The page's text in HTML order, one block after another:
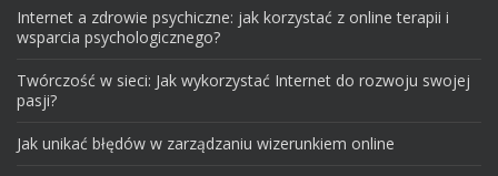
Internet a zdrowie psychiczne: jak korzystać z online terapii i
wsparcia psychologicznego?
Twórczość w sieci: Jak wykorzystać Internet do rozwoju swojej
pasji?
Jak unikać błędów w zarządzaniu wizerunkiem online